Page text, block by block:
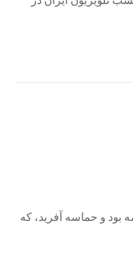
بود و حماسه آفرید، که